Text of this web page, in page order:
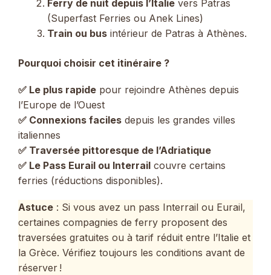
Ferry de nuit depuis l’Italie vers Patras
(Superfast Ferries ou Anek Lines)
Train ou bus intérieur de Patras à Athènes.
Pourquoi choisir cet itinéraire ?
✅ Le plus rapide pour rejoindre Athènes depuis
l’Europe de l’Ouest
✅ Connexions faciles depuis les grandes villes
italiennes
✅ Traversée pittoresque de l’Adriatique
✅ Le Pass Eurail ou Interrail couvre certains
ferries (réductions disponibles).
Astuce : Si vous avez un pass Interrail ou Eurail,
certaines compagnies de ferry proposent des
traversées gratuites ou à tarif réduit entre l’Italie et
la Grèce. Vérifiez toujours les conditions avant de
réserver !